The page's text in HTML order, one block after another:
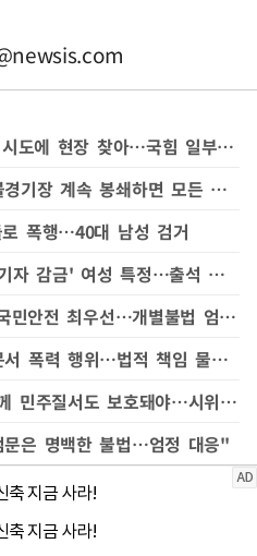
장동혁, '잠실 개표소' 진입 시도에 현장 찾아…국힘 일부는 경찰청 방문(종합)
최휘영 문체부 장관 "핸드볼경기장 계속 봉쇄하면 모든 법적 수단 총동원"
폭행…40대 남성 검거
경찰, '개표소 시위 중 취재기자 감금' 여성 특정…출석 요구
정부, '봉쇄' 진입 합의에 "국민안전 최우선…개별불법 엄단"(종합)
국힘 "서울경찰청 항의 방문서 폭력 행위…법적 책임 물을 것"
김 총리 "국민 참정권과 함께 민주질서도 보호돼야…시위 불법행위 일벌백계"(종합)
은 명백한 불법…엄정 대응"